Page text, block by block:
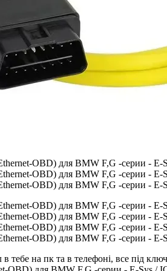
тебе на пк та в телефоні, все під ключ